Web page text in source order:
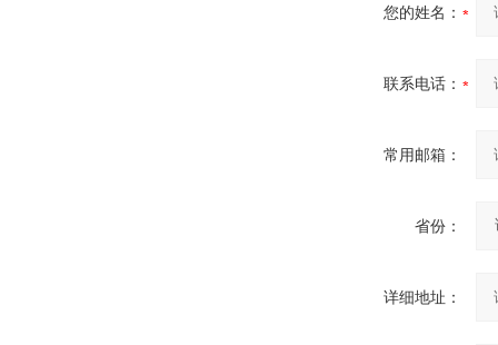
您的姓名：
联系电话：
常用邮箱：
省份：
详细地址：